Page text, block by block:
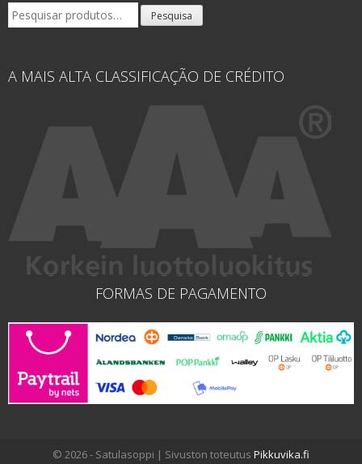
Pesquisar
por:
Pesquisa
A MAIS ALTA CLASSIFICAÇÃO DE CRÉDITO
FORMAS DE PAGAMENTO
© 2026 - Satulasoppi | Sivuston toteutus Pikkuvika.fi